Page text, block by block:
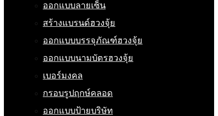
ออกแบบลายเซ็น
สร้างแบรนด์ฮวงจุ้ย
ออกแบบบรรจุภัณฑ์ฮวงจุ้ย
ออกแบบนามบัตรฮวงจุ้ย
เบอร์มงคล
กรอบรูปฤกษ์คลอด
ออกแบบป้ายบริษัท